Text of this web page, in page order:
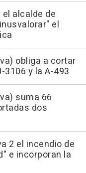
alcalde de
el
obliga a cortar
y la A-493
suma 66
dos
2 el incendio de
e incorporan la